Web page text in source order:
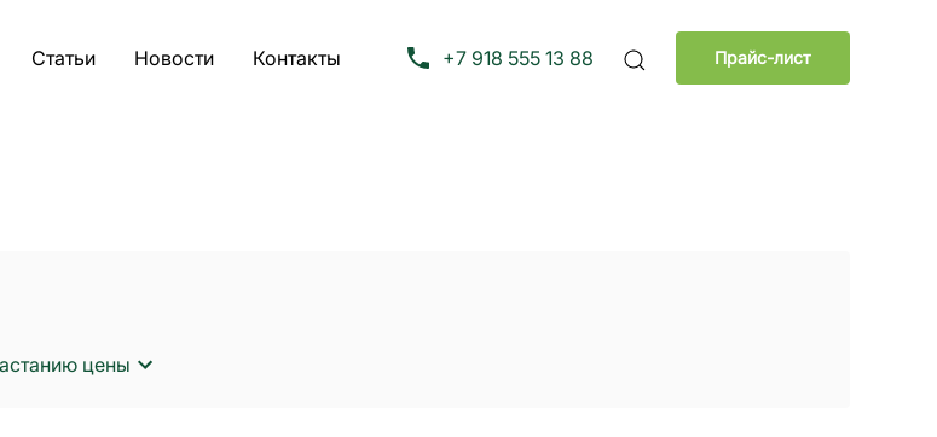
Статьи Новости Контакты +7 918 555 13 88 Прайс-лист
цены